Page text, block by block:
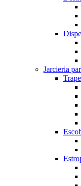
Jarcieria